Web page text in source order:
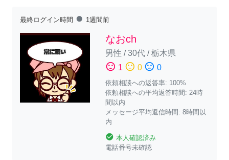
最終ログイン時間 fiber_manual_record 1週間前
なおch
男性 /30代/栃木県
sentiment_satisfied 1 sentiment_neutral 0 sentiment_dissatisfied 0
依頼相談への返答率: 100%
依頼相談への平均返答時間: 24時
間以内
メッセージ平均返信時間: 8時間以
内
check_circle 本人確認済み
電話番号未確認